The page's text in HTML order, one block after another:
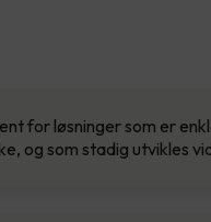
for løsninger som er
og som stadig utvikles